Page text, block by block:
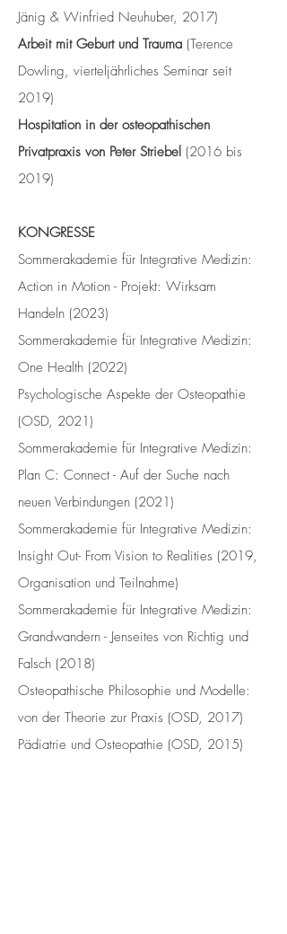
Jänig & Winfried Neuhuber, 2017)
Arbeit mit Geburt und Trauma (Terence
Dowling, vierteljährliches Seminar seit
2019)
Hospitation in der osteopathischen
Privatpraxis von Peter Striebel (2016 bis
2019)
KONGRESSE
Sommerakademie für Integrative Medizin:
Action in Motion - Projekt: Wirksam
Handeln (2023)
Sommerakademie für Integrative Medizin:
One Health (2022)
Psychologische Aspekte der Osteopathie
(OSD, 2021)
Sommerakademie für Integrative Medizin:
Plan C: Connect - Auf der Suche nach
neuen Verbindungen (2021)
Sommerakademie für Integrative Medizin:
Insight Out- From Vision to Realities (2019,
Organisation und Teilnahme)
Sommerakademie für Integrative Medizin:
Grandwandern - Jenseites von Richtig und
Falsch (2018)
Osteopathische Philosophie und Modelle:
von der Theorie zur Praxis (OSD, 2017)
Pädiatrie und Osteopathie (OSD, 2015)